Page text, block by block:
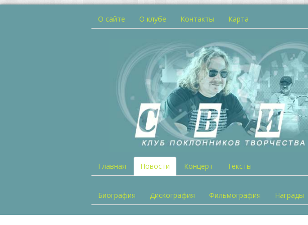
О сайте О клубе Контакты Карта
Главная Новости Концерт Тексты
Биография Дискография Фильмография Награды